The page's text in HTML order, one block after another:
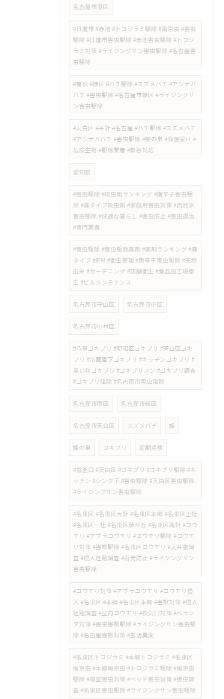
名古屋市港区
#日進市 #赤池 #トコジラミ駆除 #南京虫 #害虫
駆除 #日進市害虫駆除 #赤池害虫駆除 #トコジ
ラミ対策 #ライジングサン害虫駆除 #名古屋害
虫駆除
#有松 #緑区 #ハチ駆除 #スズメバチ #アシナガ
バチ #害虫駆除 #名古屋市緑区 #ライジングサ
ン害虫駆除
#天白区 #平針 #名古屋 #ハチ駆除 #スズメバチ
#アシナガバチ #害虫駆除 #蜂の巣 #郵便受け #
危険生物 #駆除業者 #緊急対応
愛知県
#害虫駆除 #殺虫剤ランキング #唐辛子害虫駆
除 #霧タイプ殺虫剤 #家庭用害虫対策 #自然派
害虫駆除 #快適な暮らし #害虫防止 #害虫退治
#専門業者
#害虫駆除 #害虫駆除薬剤 #薬剤ランキング #霧
タイプ #IPM #衛生管理 #唐辛子害虫駆除 #天然
由来 #ガーデニング #店舗衛生 #食品加工場衛
生 #ビルメンテナンス
名古屋市守山区 名古屋市中区
名古屋市中村区
#八事ゴキブリ #昭和区ゴキブリ #天白区ゴキ
ブリ #冷蔵庫下ゴキブリ #キッチンゴキブリ #
黒い粒ゴキブリ #ゴキブリフン #ゴキブリ調査
#ゴキブリ駆除 #名古屋市害虫駆除
名古屋市南区 名古屋市緑区
名古屋市天白区 スズメバチ 蜂
蜂の巣 ゴキブリ 定期点検
#塩釜口 #天白区 #ゴキブリ #ゴキブリ駆除 #キ
ッチン #シンク下 #害虫駆除 #天白区害虫駆除
#ライジングサン害虫駆除
#名東区 #名東区大針 #名東区本郷 #名東区上社
#名東区一社 #名東区藤が丘 #名東区高針 #コウ
モリ #アブラコウモリ #コウモリ駆除 #コウモ
リ対策 #害獣駆除 #名東区コウモリ #天井裏調
査 #侵入経路調査 #再発防止 #ライジングサン
害虫駆除
#コウモリ対策 #アブラコウモリ #コウモリ侵
入 #名東区 #本郷 #名東区本郷 #害獣対策 #侵入
経路調査 #室内コウモリ #換気口対策 #ベラン
ダ対策 #害虫害獣駆除 #ライジングサン害虫駆
除 #名古屋害獣対策 #生活異変
#名東区トコジラミ #本郷トコジラミ #名東区
南京虫 #本郷南京虫 #トコジラミ駆除 #南京虫
駆除 #寝室害虫対策 #ベッド害虫対策 #害虫調
査 #名東区害虫駆除 #ライジングサン害虫駆除